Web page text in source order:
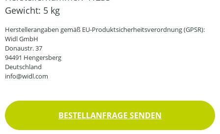
Gewicht: 5 kg
Herstellerangaben gemäß EU-Produktsicherheitsverordnung (GPSR):
Widl GmbH
Donaustr. 37
94491 Hengersberg
Deutschland
info@widl.com
BESTELLANFRAGE SENDEN